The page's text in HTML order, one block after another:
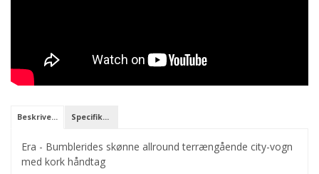
Beskrivelse Specifikationer
Era - Bumblerides skønne allround terrængående city-vogn
med kork håndtag